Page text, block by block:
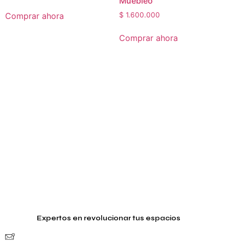
Comprar ahora $ 1.600.000
Comprar ahora
Expertos en revolucionar tus espacios